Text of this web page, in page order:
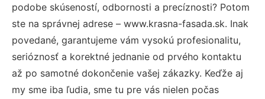
podobe skúseností, odbornosti a precíznosti? Potom
ste na správnej adrese – www.krasna-fasada.sk. Inak
povedané, garantujeme vám vysokú profesionalitu,
serióznosť a korektné jednanie od prvého kontaktu
až po samotné dokončenie vašej zákazky. Keďže aj
my sme iba ľudia, sme tu pre vás nielen počas